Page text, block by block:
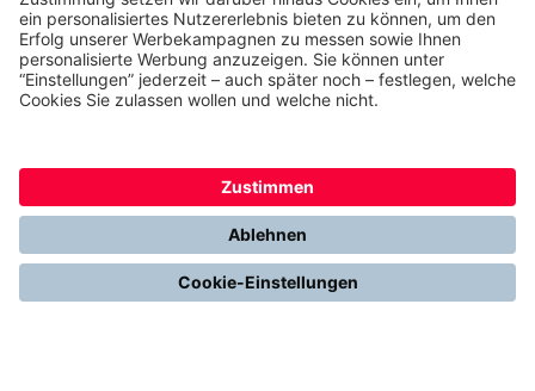
Gesetze & Regelungen
Heizen mit Gas
Vergleichen & Entscheiden
Richtig Heizen & Sparen